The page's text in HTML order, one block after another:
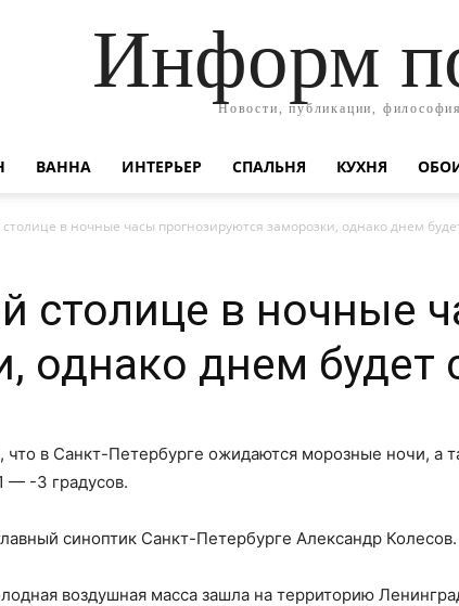
Информ
Новости, публикации,
ВАННА ИНТЕРЬЕР СПАЛЬНЯ КУХНЯ
в ночные часы прогнозируются заморозки, однако днем
столице в ночные
однако днем будет
что в Санкт-Петербурге ожидаются морозные ночи, а
— -3 градусов.
синоптик Санкт-Петербурге Александр Колесов.
воздушная масса зашла на территорию